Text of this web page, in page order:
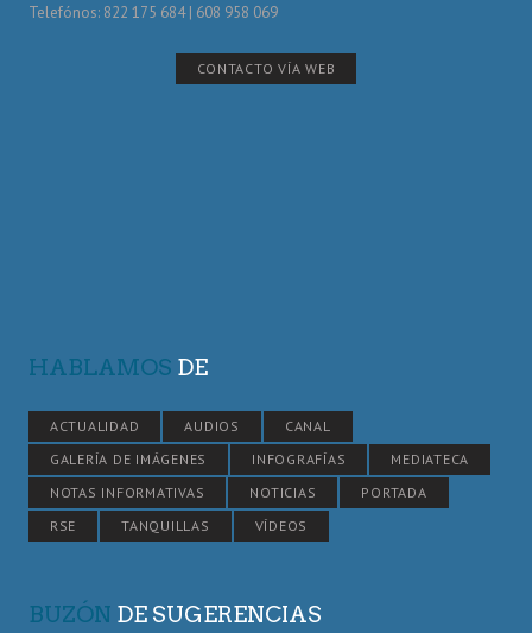
Telefónos: 822 175 684 | 608 958 069
CONTACTO VÍA WEB
HABLAMOS DE
ACTUALIDAD AUDIOS
CANAL
GALERÍA DE IMÁGENES
INFOGRAFÍAS
MEDIATECA
NOTAS INFORMATIVAS
NOTICIAS
PORTADA
RSE
TANQUILLAS VÍDEOS
BUZÓN DE SUGERENCIAS